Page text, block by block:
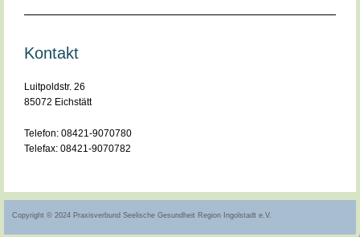
Kontakt
Luitpoldstr. 26
85072 Eichstätt
Telefon: 08421-9070780
Telefax: 08421-9070782
Copyright © 2024 Praxisverbund Seelische Gesundheit Region Ingolstadt e.V.